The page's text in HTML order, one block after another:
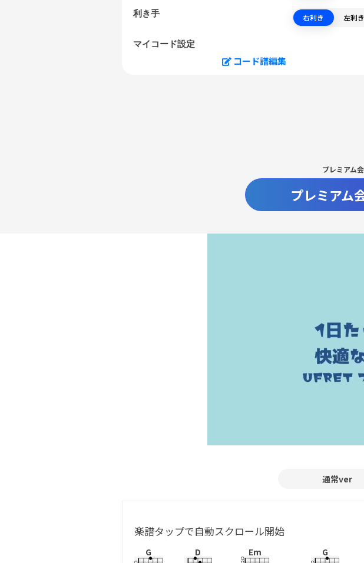
利き手 右利き 左利き
マイコード設定
コード譜編集
プレミアム会
プレミアム
通常ver
楽譜タップで自動スクロール開始
G D Em G